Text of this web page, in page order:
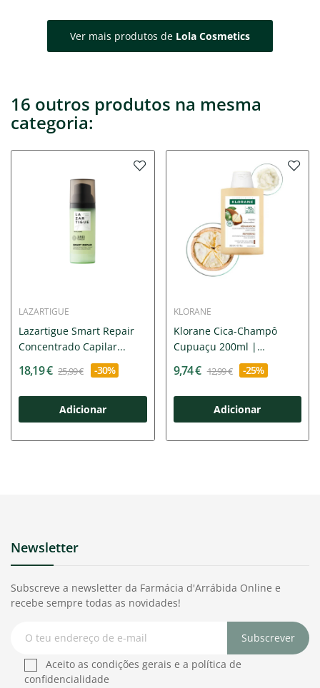
Ver mais produtos de Lola Cosmetics
16 outros produtos na mesma
categoria:
LAZARTIGUE
Lazartigue Smart Repair
Concentrado Capilar...
18,19 € 25,99 € -30%
Adicionar
KLORANE
Klorane Cica-Champô
Cupuaçu 200ml |
9,74 € 12,99 € -25%
Adicionar
Newsletter
Subscreve a newsletter da Farmácia d'Arrábida Online e
recebe sempre todas as novidades!
Subscrever
Aceito as condições gerais e a política de
confidencialidade